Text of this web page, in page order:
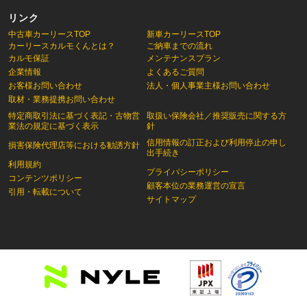
リンク
中古車カーリースTOP
カーリースカルモくんとは？
新車カーリースTOP
ご納車までの流れ
カルモ保証
企業情報
お客様お問い合わせ
取材・業務提携お問い合わせ
特定商取引法に基づく表記・古物営
業法の規定に基づく表示
損害保険代理店等における勧誘方針
利用規約
コンテンツポリシー
引用・転載について
メンテナンスプラン
よくあるご質問
法人・個人事業主様お問い合わせ
取扱い保険会社／推奨販売に関する方
針
信用情報の訂正および利用停止の申し
出手続き
プライバシーポリシー
顧客本位の業務運営の宣言
サイトマップ